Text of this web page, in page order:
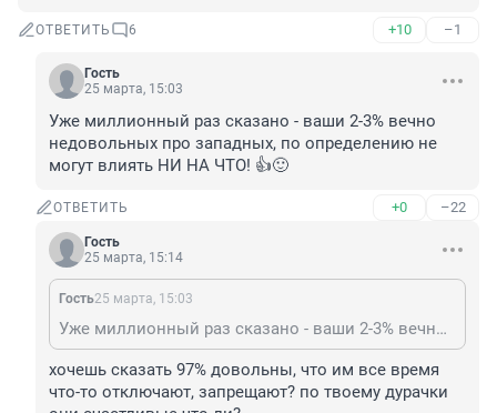
ОТВЕТИТЬ 6 +10 –1
Гость
25 марта, 15:03
Уже миллионный раз сказано - ваши 2-3% вечно
недовольных про западных, по определению не
могут влиять НИ НА ЧТО! 👍🙂
ОТВЕТИТЬ +0 –22
Гость
25 марта, 15:14
Гость25 марта, 15:03
Уже миллионный раз сказано - ваши 2-3% вечно недовольных про западных, по определению не могут влиять НИ НА ЧТО! 👍🙂
хочешь сказать 97% довольны, что им все время
что-то отключают, запрещают? по твоему дурачки